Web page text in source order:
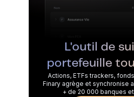
L'outil de
portefeuille
Actions, ETFs trackers,
Finary agrège et synchronise
+ de 20 000 banques